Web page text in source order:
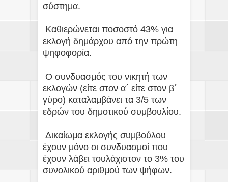
σύστημα.
Καθιερώνεται ποσοστό 43% για
εκλογή δημάρχου από την πρώτη
ψηφοφορία.
Ο συνδυασμός του νικητή των
εκλογών (είτε στον α΄ είτε στον β΄
γύρο) καταλαμβάνει τα 3/5 των
εδρών του δημοτικού συμβουλίου.
Δικαίωμα εκλογής συμβούλου
έχουν μόνο οι συνδυασμοί που
έχουν λάβει τουλάχιστον το 3% του
συνολικού αριθμού των ψήφων.